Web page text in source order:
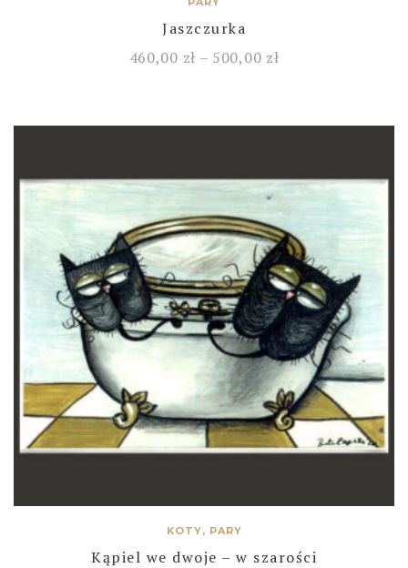
Jaszczurka
460,00 zł – 500,00 zł
KOTY, PARY
Kąpiel we dwoje – w szarości